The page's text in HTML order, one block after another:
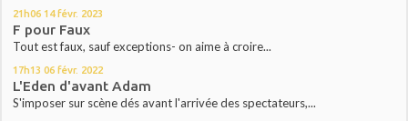
21h06 14 févr. 2023
F pour Faux
Tout est faux, sauf exceptions- on aime à croire...
17h13 06 févr. 2022
L'Eden d'avant Adam
S'imposer sur scène dés avant l'arrivée des spectateurs,...